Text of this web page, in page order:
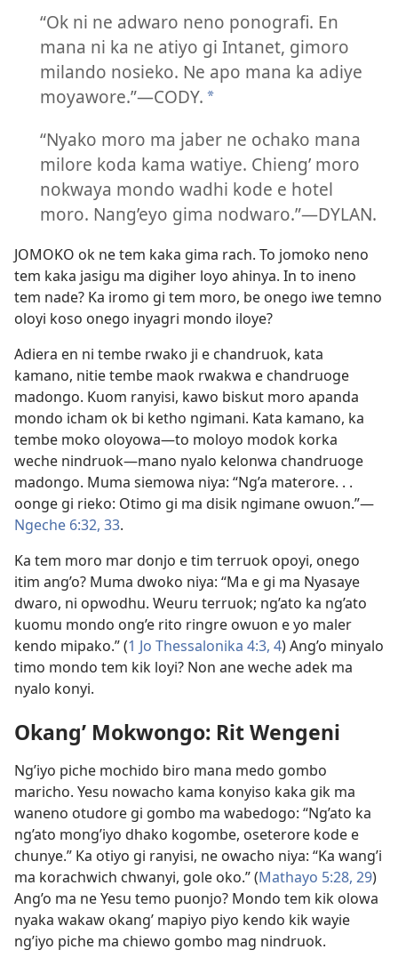
“Ok ni ne adwaro neno ponografi. En
mana ni ka ne atiyo gi Intanet, gimoro
milando nosieko. Ne apo mana ka adiye
moyawore.”—CODY. *
“Nyako moro ma jaber ne ochako mana
milore koda kama watiye. Chieng’ moro
nokwaya mondo wadhi kode e hotel
moro. Nang’eyo gima nodwaro.”—DYLAN.
JOMOKO ok ne tem kaka gima rach. To jomoko neno
tem kaka jasigu ma digiher loyo ahinya. In to ineno
tem nade? Ka iromo gi tem moro, be onego iwe temno
oloyi koso onego inyagri mondo iloye?
Adiera en ni tembe rwako ji e chandruok, kata
kamano, nitie tembe maok rwakwa e chandruoge
madongo. Kuom ranyisi, kawo biskut moro apanda
mondo icham ok bi ketho ngimani. Kata kamano, ka
tembe moko oloyowa—to moloyo modok korka
weche nindruok—mano nyalo kelonwa chandruoge
madongo. Muma siemowa niya: “Ng’a materore. . .
oonge gi rieko: Otimo gi ma disik ngimane owuon.”—
Ngeche 6:32, 33.
Ka tem moro mar donjo e tim terruok opoyi, onego
itim ang’o? Muma dwoko niya: “Ma e gi ma Nyasaye
dwaro, ni opwodhu. Weuru terruok; ng’ato ka ng’ato
kuomu mondo ong’e rito ringre owuon e yo maler
kendo mipako.” (1 Jo Thessalonika 4:3, 4) Ang’o minyalo
timo mondo tem kik loyi? Non ane weche adek ma
nyalo konyi.
Okang’ Mokwongo: Rit Wengeni
Ng’iyo piche mochido biro mana medo gombo
maricho. Yesu nowacho kama konyiso kaka gik ma
waneno otudore gi gombo ma wabedogo: “Ng’ato ka
ng’ato mong’iyo dhako kogombe, oseterore kode e
chunye.” Ka otiyo gi ranyisi, ne owacho niya: “Ka wang’i
ma korachwich chwanyi, gole oko.” (Mathayo 5:28, 29)
Ang’o ma ne Yesu temo puonjo? Mondo tem kik olowa
nyaka wakaw okang’ mapiyo piyo kendo kik wayie
ng’iyo piche ma chiewo gombo mag nindruok.